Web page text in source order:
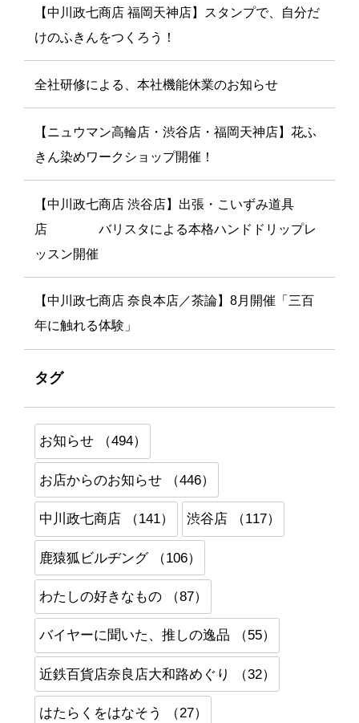
【中川政七商店 福岡天神店】スタンプで、自分だ
けのふきんをつくろう！
全社研修による、本社機能休業のお知らせ
【ニュウマン高輪店・渋谷店・福岡天神店】花ふ
きん染めワークショップ開催！
【中川政七商店 渋谷店】出張・こいずみ道具
店 バリスタによる本格ハンドドリップレ
ッスン開催
【中川政七商店 奈良本店／茶論】8月開催「三百
年に触れる体験」
タグ
お知らせ （494）
お店からのお知らせ （446）
中川政七商店 （141） 渋谷店 （117）
鹿猿狐ビルヂング （106）
わたしの好きなもの （87）
バイヤーに聞いた、推しの逸品 （55）
近鉄百貨店奈良店大和路めぐり （32）
はたらくをはなそう （27）